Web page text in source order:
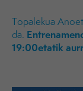
Topalekua
da.
19:00etatik